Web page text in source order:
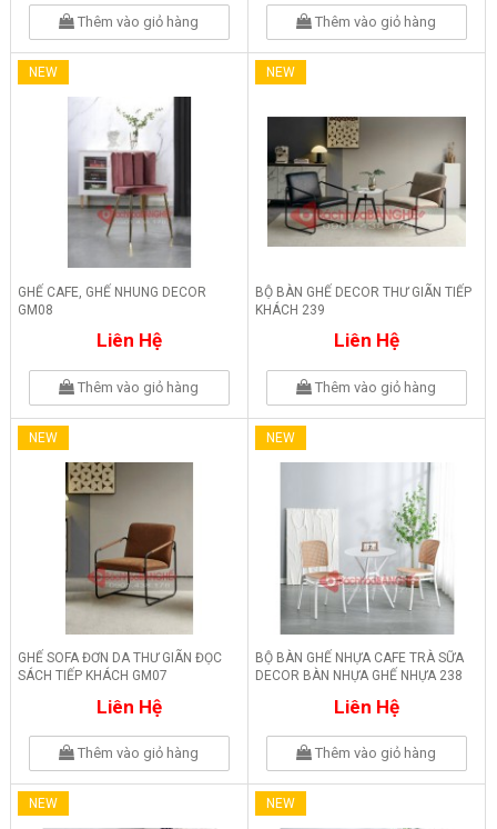
Thêm vào giỏ hàng Thêm vào giỏ hàng
NEW
GHẾ CAFE, GHẾ NHUNG DECOR
GM08
Liên Hệ
Thêm vào giỏ hàng
NEW
BỘ BÀN GHẾ DECOR THƯ GIÃN TIẾP
KHÁCH 239
Liên Hệ
Thêm vào giỏ hàng
NEW
GHẾ SOFA ĐƠN DA THƯ GIÃN ĐỌC
SÁCH TIẾP KHÁCH GM07
Liên Hệ
Thêm vào giỏ hàng
NEW
BỘ BÀN GHẾ NHỰA CAFE TRÀ SỮA
DECOR BÀN NHỰA GHẾ NHỰA 238
Liên Hệ
Thêm vào giỏ hàng
NEW NEW